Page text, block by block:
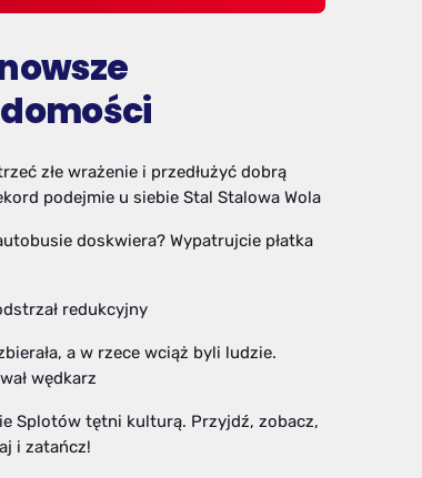
złe wrażenie i przedłużyć dobrą
podejmie u siebie Stal Stalowa Wola
doskwiera? Wypatrujcie płatka
redukcyjny
a w rzece wciąż byli ludzie.
wędkarz
Splotów tętni kulturą. Przyjdź, zobacz,
i zatańcz!